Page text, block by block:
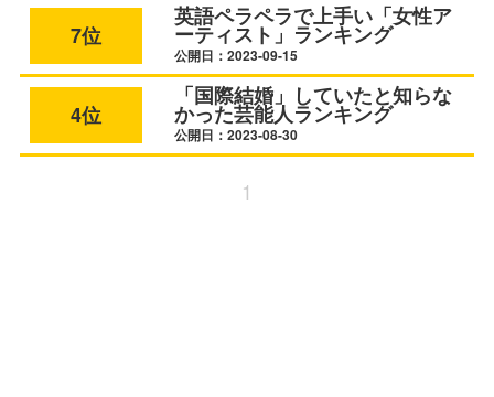
7位
英語ペラペラで上手い「女性ア
ーティスト」ランキング
公開日：2023-09-15
4位
「国際結婚」していたと知らな
かった芸能人ランキング
公開日：2023-08-30
1